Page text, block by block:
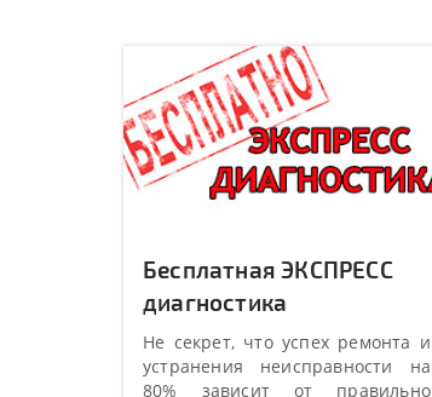
Бесплатная ЭКСПРЕСС
диагностика
Не секрет, что успех ремонта и
устранения неисправности на
80% зависит от правильно